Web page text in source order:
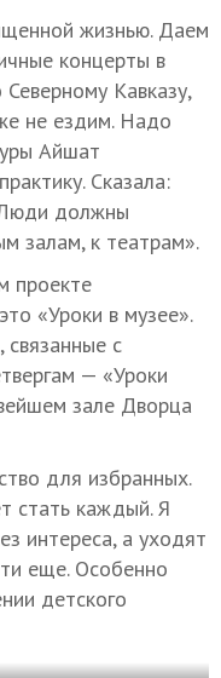
жизнью. Даем
концерты в
Кавказу,
не ездим. Надо
Айшат
Сказала:
должны
залам, к театрам».
проекте
«Уроки в музее».
с
— «Уроки
зале Дворца
для избранных.
стать каждый. Я
интереса, а уходят
еще. Особенно
детского